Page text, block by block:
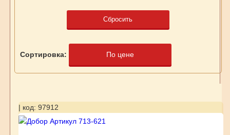
Сбросить
Сортировка: По цене
| код: 97912